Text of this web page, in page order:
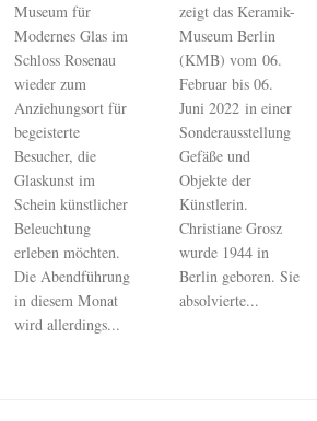
Museum für
Modernes Glas im
Schloss Rosenau
wieder zum
Anziehungsort für
begeisterte
Besucher, die
Glaskunst im
Schein künstlicher
Beleuchtung
erleben möchten.
Die Abendführung
in diesem Monat
wird allerdings...
zeigt das Keramik-
Museum Berlin
(KMB) vom 06.
Februar bis 06.
Juni 2022 in einer
Sonderausstellung
Gefäße und
Objekte der
Künstlerin.
Christiane Grosz
wurde 1944 in
Berlin geboren. Sie
absolvierte...